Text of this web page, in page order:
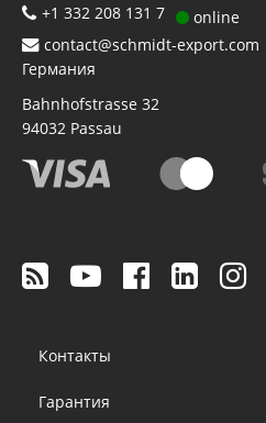
+1 332 208 131 7
online
contact@schmidt-export.com
Германия
Bahnhofstrasse 32
94032 Passau
menu
Контакты
Гарантия